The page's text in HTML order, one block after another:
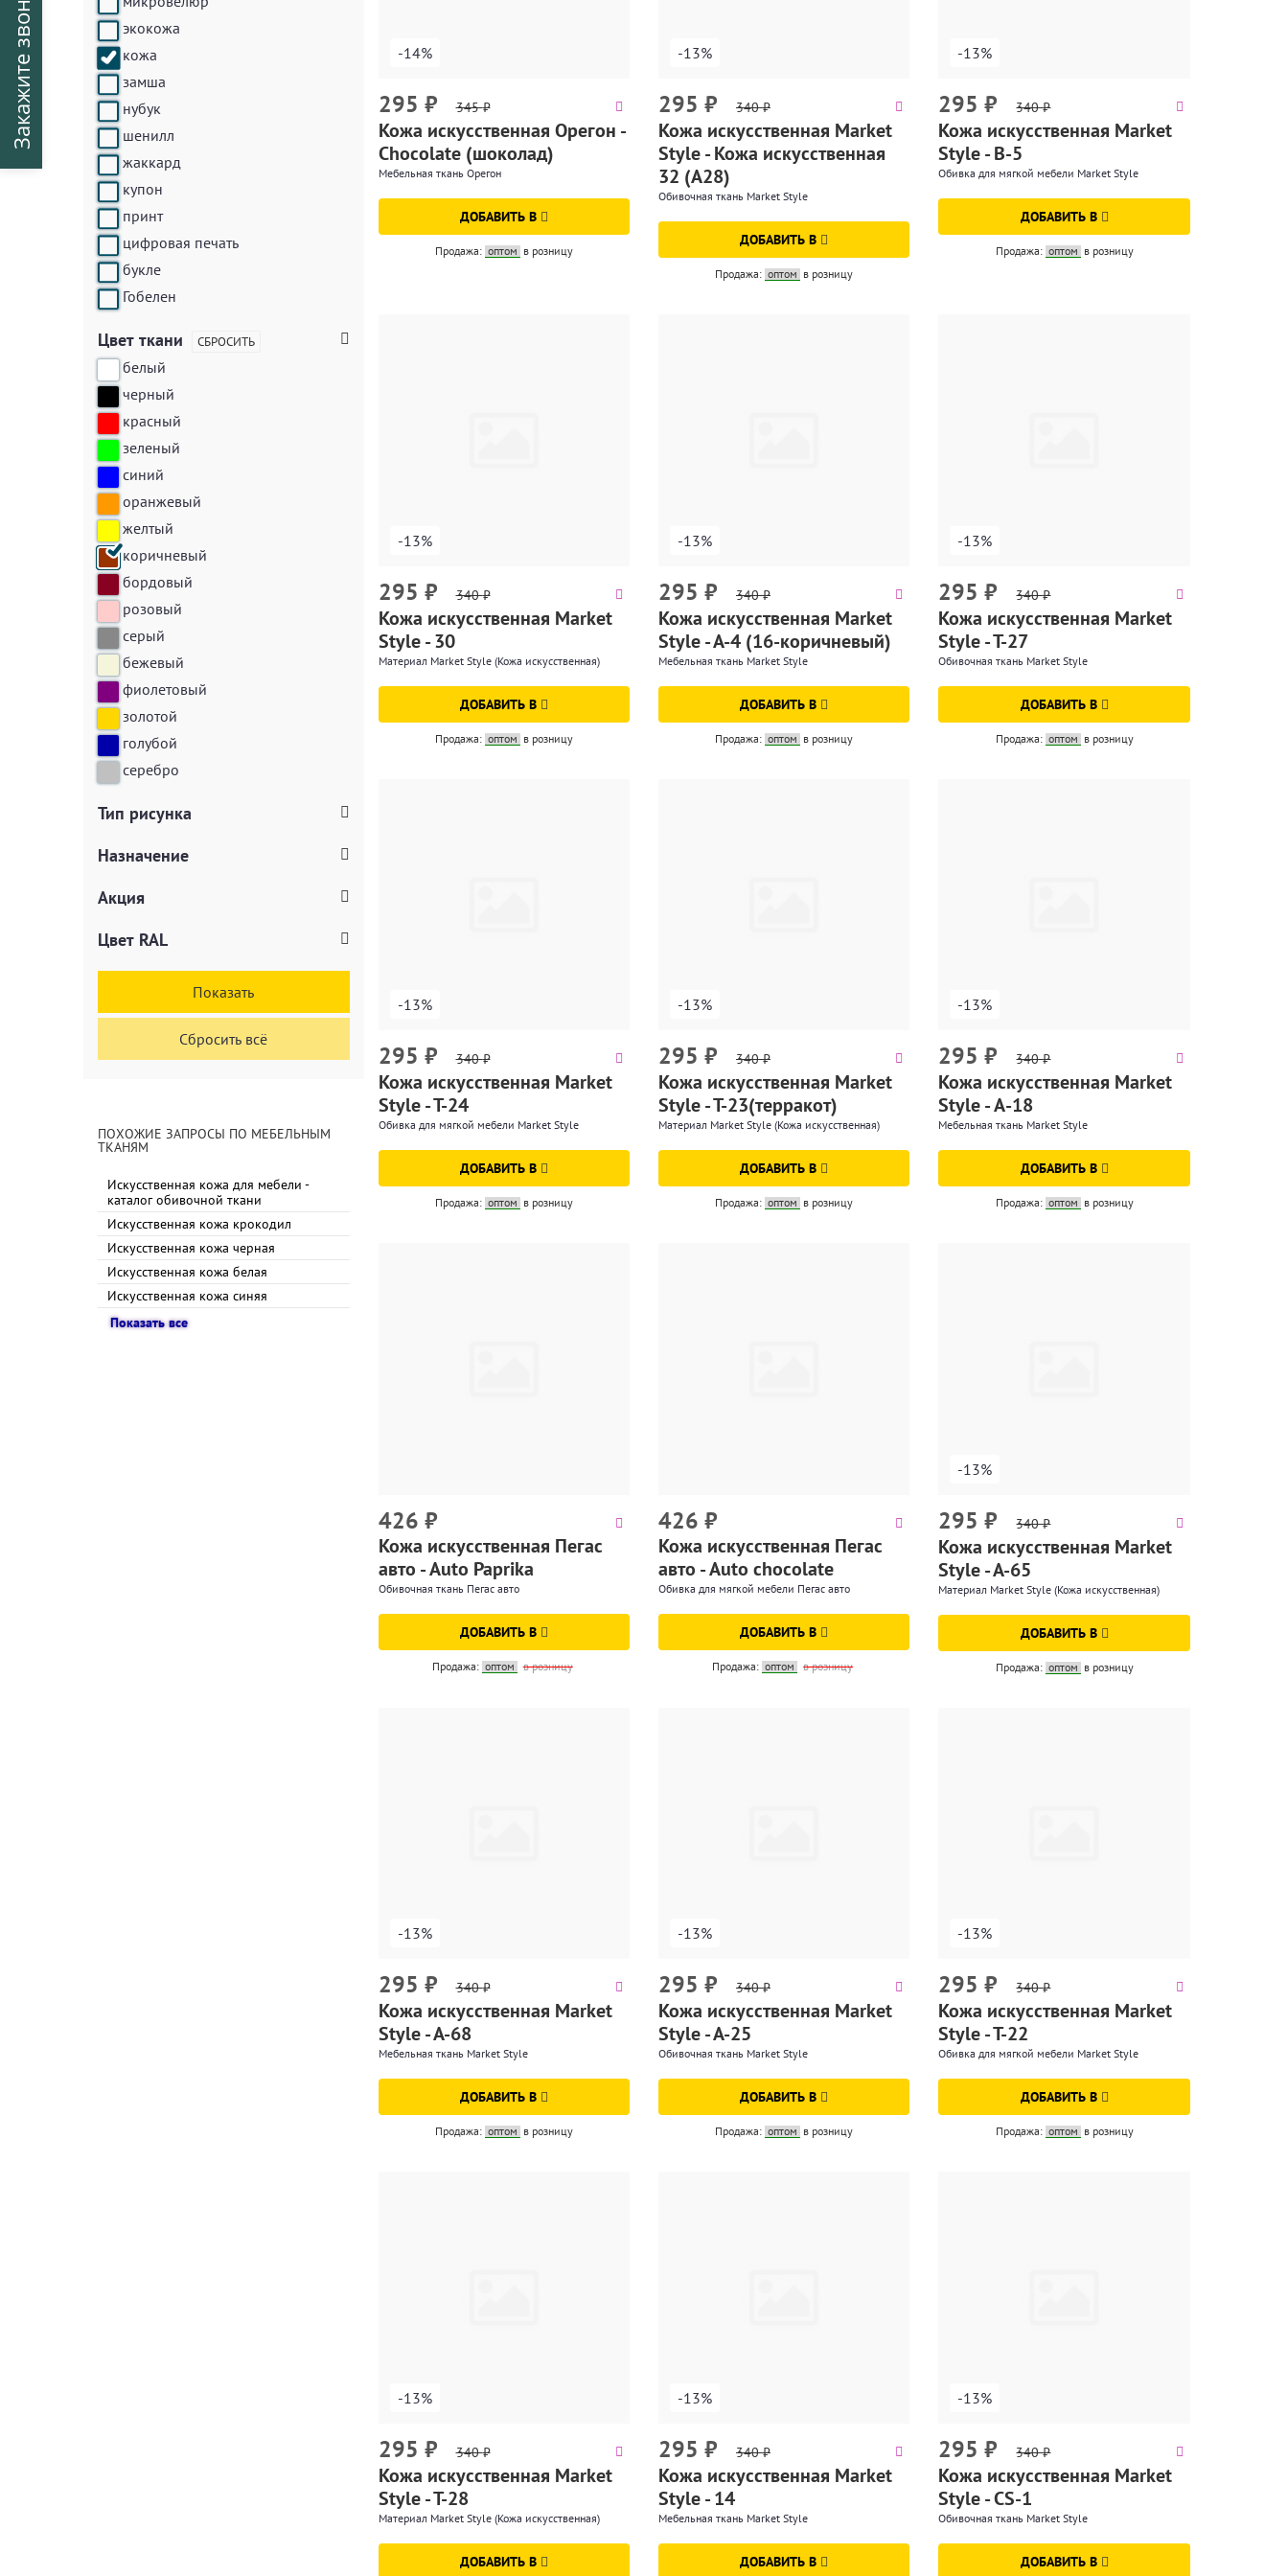
экокожа
кожа
замша
нубук
шенилл
жаккард
купон
принт
цифровая печать
букле
Гобелен
Цвет ткани СБРОСИТЬ
белый
черный
красный
зеленый
синий
оранжевый
желтый
коричневый
бордовый
розовый
серый
бежевый
фиолетовый
золотой
голубой
серебро
Тип рисунка
Назначение
Акция
Цвет RAL
Показать
Сбросить всё
ПОХОЖИЕ ЗАПРОСЫ ПО МЕБЕЛЬНЫМ
ТКАНЯМ
Искусственная кожа для мебели -
каталог обивочной ткани
Искусственная кожа крокодил
Искусственная кожа черная
Искусственная кожа белая
Искусственная кожа синяя
Показать все
-14%
295 ₽ 345₽
Кожа искусственная Орегон -
Chocolate (шоколад)
Мебельная ткань Орегон
ДОБАВИТЬ В
Продажа: оптом в розницу
-13%
295 ₽ 340₽
Кожа искусственная Market
Style - Кожа искусственная
32 (A28)
Обивочная ткань Market Style
ДОБАВИТЬ В
Продажа: оптом в розницу
-13%
295₽ 340₽
Кожа искусственная Market
Style - B-5
Обивка для мягкой мебели Market Style
ДОБАВИТЬ В
Продажа: оптом в розницу
-13%
295 ₽ 340₽
Кожа искусственная Market
Style - 30
Материал Market Style (Кожа искусственная)
ДОБАВИТЬ В
Продажа: оптом в розницу
-13%
295 ₽ 340₽
Кожа искусственная Market
Style - A-4 (16-коричневый)
Мебельная ткань Market Style
ДОБАВИТЬ В
Продажа: оптом в розницу
-13%
295₽ 340₽
Кожа искусственная Market
Style - T-27
Обивочная ткань Market Style
ДОБАВИТЬ В
Продажа: оптом в розницу
-13%
295 ₽ 340₽
Кожа искусственная Market
Style - T-24
Обивка для мягкой мебели Market Style
ДОБАВИТЬ В
Продажа: оптом в розницу
-13%
295 ₽ 340₽
Кожа искусственная Market
Style - T-23(терракот)
Материал Market Style (Кожа искусственная)
ДОБАВИТЬ В
Продажа: оптом в розницу
-13%
295₽ 340₽
Кожа искусственная Market
Style - А-18
Мебельная ткань Market Style
ДОБАВИТЬ В
Продажа: оптом в розницу
426 ₽
Кожа искусственная Пегас
авто - Auto Paprika
Обивочная ткань Пегас авто
ДОБАВИТЬ В
Продажа: оптом в розницу
426 ₽
Кожа искусственная Пегас
авто - Auto chocolate
Обивка для мягкой мебели Пегас авто
ДОБАВИТЬ В
Продажа: оптом в розницу
-13%
295₽ 340₽
Кожа искусственная Market
Style - A-65
Материал Market Style (Кожа искусственная)
ДОБАВИТЬ В
Продажа: оптом в розницу
-13%
295 ₽ 340₽
Кожа искусственная Market
Style - A-68
Мебельная ткань Market Style
ДОБАВИТЬ В
Продажа: оптом в розницу
-13%
295 ₽ 340₽
Кожа искусственная Market
Style - A-25
Обивочная ткань Market Style
ДОБАВИТЬ В
Продажа: оптом в розницу
-13%
295₽ 340₽
Кожа искусственная Market
Style - T-22
Обивка для мягкой мебели Market Style
ДОБАВИТЬ В
Продажа: оптом в розницу
-13%
295 ₽ 340₽
Кожа искусственная Market
Style - T-28
Материал Market Style (Кожа искусственная)
ДОБАВИТЬ В
-13%
295 ₽ 340₽
Кожа искусственная Market
Style - 14
Мебельная ткань Market Style
ДОБАВИТЬ В
-13%
295₽ 340₽
Кожа искусственная Market
Style - CS-1
Обивочная ткань Market Style
ДОБАВИТЬ В
Закажите звонок